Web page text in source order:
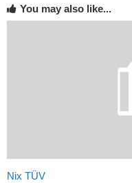
You may also like...
Nix TÜV